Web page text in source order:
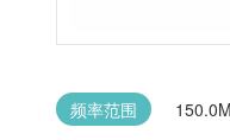
频率范围